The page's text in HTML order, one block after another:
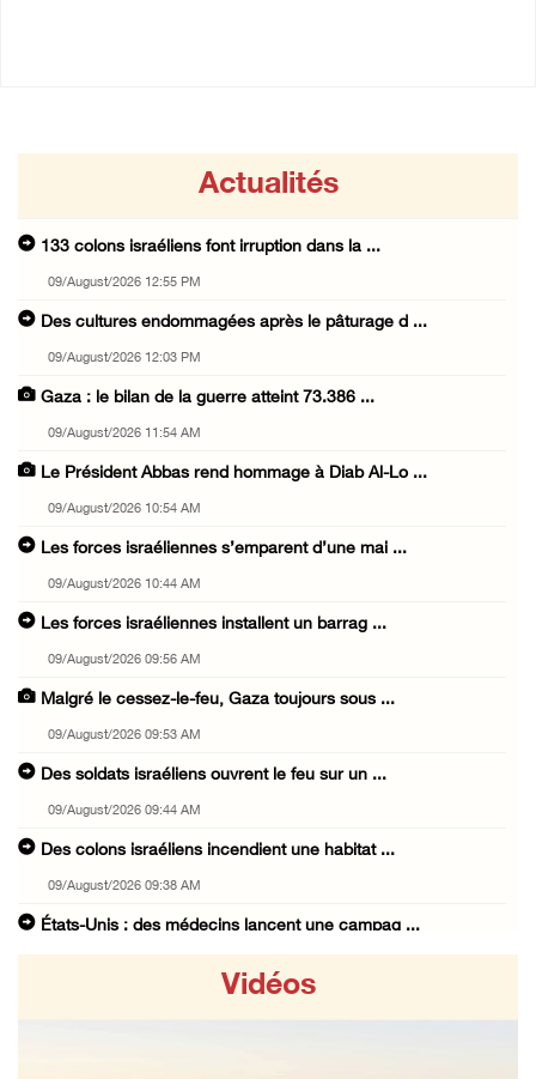
Actualités
133 colons israéliens font irruption dans la ...
09/August/2026 12:55 PM
Des cultures endommagées après le pâturage d ...
09/August/2026 12:03 PM
Gaza : le bilan de la guerre atteint 73.386 ...
09/August/2026 11:54 AM
Le Président Abbas rend hommage à Diab Al-Lo ...
09/August/2026 10:54 AM
Les forces israéliennes s’emparent d’une mai ...
09/August/2026 10:44 AM
Les forces israéliennes installent un barrag ...
09/August/2026 09:56 AM
Malgré le cessez-le-feu, Gaza toujours sous ...
09/August/2026 09:53 AM
Des soldats israéliens ouvrent le feu sur un ...
09/August/2026 09:44 AM
Des colons israéliens incendient une habitat ...
09/August/2026 09:38 AM
États-Unis : des médecins lancent une campag ...
Vidéos